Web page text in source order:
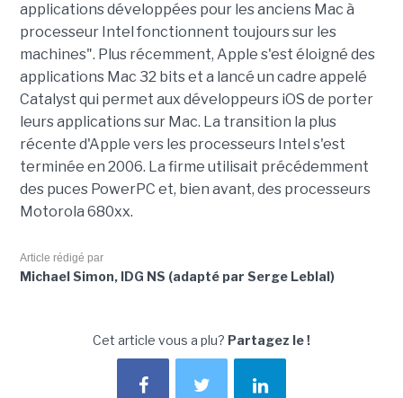
applications développées pour les anciens Mac à
processeur Intel fonctionnent toujours sur les
machines". Plus récemment, Apple s'est éloigné des
applications Mac 32 bits et a lancé un cadre appelé
Catalyst qui permet aux développeursiOS de porter
leurs applications sur Mac. La transition la plus
récente d'Apple vers les processeurs Intel s'est
terminée en 2006. La firme utilisait précédemment
des puces PowerPC et, bien avant, des processeurs
Motorola 680xx.
Article rédigé par
Michael Simon, IDG NS (adapté par Serge Leblal)
Cet article vous a plu? Partagez le !